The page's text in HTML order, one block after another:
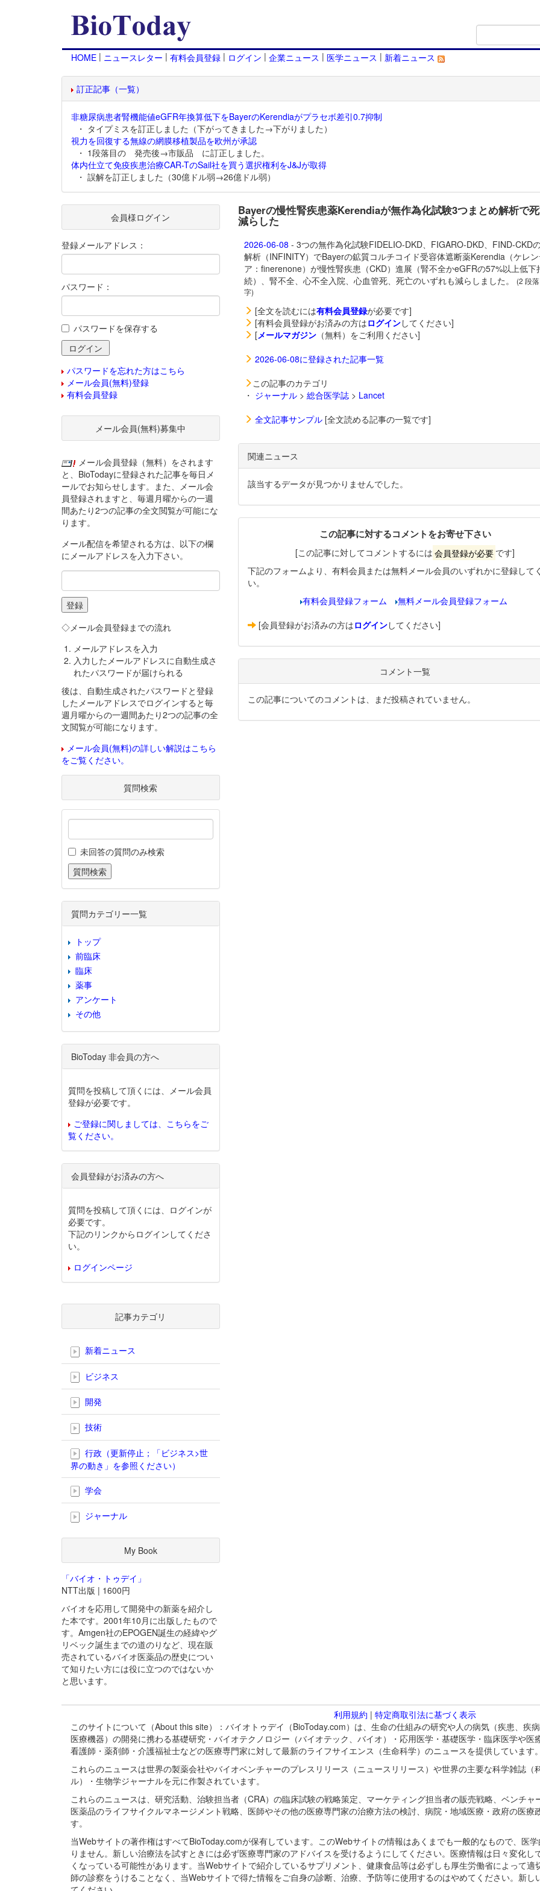
HOME | ニュースレター | 有料会員登録 | ログイン | 企業ニュース | 医学ニュース | 新着ニュース
訂正記事（一覧）
非糖尿病患者腎機能値eGFR年換算低下をBayerのKerendiaがプラセボ差引0.7抑制
・ タイプミスを訂正しました（下がってきました→下がりました）
視力を回復する無線の網膜移植製品を欧州が承認
・ 1段落目の 発売後→市販品 に訂正しました。
体内仕立て免疫疾患治療CAR-TのSail社を買う選択権利をJ&Jが取得
・ 誤解を訂正しました（30億ドル弱→26億ドル弱）
Bayerの慢性腎疾患薬Kerendiaが無作為化試験3つまとめ解析で
減らした
2026-06-08 - 3つの無作為化試験FIDELIO-DKD、FIGARO-DKD、FIND-CKD
解析（INFINITY）でBayerの鉱質コルチコイド受容体遮断薬Kerendia（ケレ
ア：finerenone）が慢性腎疾患（CKD）進展（腎不全かeGFRの57%以上低下
続）、腎不全、心不全入院、心血管死、死亡のいずれも減らしました。
(2 段
字)
[全文を読むには有料会員登録が必要です]
[有料会員登録がお済みの方はログインしてください]
[メールマガジン（無料）をご利用ください]
2026-06-08に登録された記事一覧
この記事のカテゴリ
・ ジャーナル> 総合医学誌> Lancet
全文記事サンプル[全文読める記事の一覧です]
関連ニュース
該当するデータが見つかりませんでした。
この記事に対するコメントをお寄せ下さい
[この記事に対してコメントするには 会員登録が必要 です]
下記のフォームより、有料会員または無料メール会員のいずれかに登録して
い。
有料会員登録フォーム
無料メール会員登録フォーム
[会員登録がお済みの方はログインしてください]
コメント一覧
この記事についてのコメントは、まだ投稿されていません。
会員様ログイン
登録メールアドレス：
パスワード：
パスワードを保存する
パスワードを忘れた方はこちら
メール会員(無料)登録
有料会員登録
メール会員(無料)募集中
メール会員登録（無料）をされます
と、BioTodayに登録された記事を毎日メ
ールでお知らせします。また、メール会
員登録されますと、毎週月曜からの一週
間あたり2つの記事の全文閲覧が可能にな
ります。
メール配信を希望される方は、以下の欄
にメールアドレスを入力下さい。
◇メール会員登録までの流れ
メールアドレスを入力
入力したメールアドレスに自動生成さ
れたパスワードが届けられる
後は、自動生成されたパスワードと登録
したメールアドレスでログインすると毎
週月曜からの一週間あたり2つの記事の全
文閲覧が可能になります。
メール会員(無料)の詳しい解説はこちら
をご覧ください。
質問検索
未回答の質問のみ検索
質問カテゴリー一覧
トップ
前臨床
臨床
薬事
アンケート
その他
BioToday 非会員の方へ
質問を投稿して頂くには、メール会員
登録が必要です。
ご登録に関しましては、こちらをご
覧ください。
会員登録がお済みの方へ
質問を投稿して頂くには、ログインが
必要です。
下記のリンクからログインしてくださ
い。
ログインページ
記事カテゴリ
新着ニュース
ビジネス
開発
技術
行政（更新停止；「ビジネス>世
界の動き」を参照ください）
学会
ジャーナル
My Book
「バイオ・トゥデイ」
NTT出版 | 1600円
バイオを応用して開発中の新薬を紹介し
た本です。2001年10月に出版したもので
す。Amgen社のEPOGEN誕生の経緯やグ
リベック誕生までの道のりなど、現在販
売されているバイオ医薬品の歴史につい
て知りたい方には役に立つのではないか
と思います。
利用規約 | 特定商取引法に基づく表示
このサイトについて（About this site）：バイオトゥデイ（BioToday.com）は、生命の仕組みの研究や人の病気（疾患、疾
医療機器）の開発に携わる基礎研究・バイオテクノロジー（バイオテック、バイオ）・応用医学・基礎医学・臨床医学や
看護師・薬剤師・介護福祉士などの医療専門家に対して最新のライフサイエンス（生命科学）のニュースを提供しています
これらのニュースは世界の製薬会社やバイオベンチャーのプレスリリース（ニュースリリース）や世界の主要な科学雑誌
ル）・生物学ジャーナルを元に作製されています。
これらのニュースは、研究活動、治験担当者（CRA）の臨床試験の戦略策定、マーケティング担当者の販売戦略、ベンチ
医薬品のライフサイクルマネージメント戦略、医師やその他の医療専門家の治療方法の検討、病院・地域医療・政府の医
す。
当Webサイトの著作権はすべてBioToday.comが保有しています。このWebサイトの情報はあくまでも一般的なもので、医
りません。新しい治療法を試すときには必ず医療専門家のアドバイスを受けるようにしてください。医療情報は日々変化
くなっている可能性があります。当Webサイトで紹介しているサプリメント、健康食品等は必ずしも厚生労働省によって
師の診察をうけることなく、当Webサイトで得た情報をご自身の診断、治療、予防等に使用するのはやめてください。新